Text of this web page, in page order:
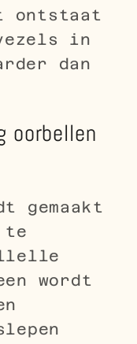
ontstaat
in
dan
oorbellen
gemaakt
te
wordt